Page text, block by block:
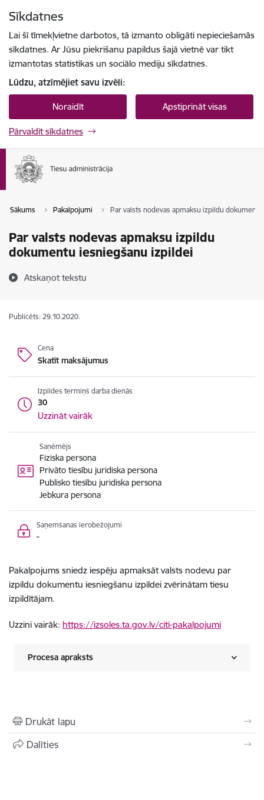
Sīkdatnes
Lai šī tīmekļvietne darbotos, tā izmanto obligāti nepieciešamās
sīkdatnes. Ar Jūsu piekrišanu papildus šajā vietnē var tikt
izmantotas statistikas un sociālo mediju sīkdatnes.
Lūdzu, atzīmējiet savu izvēli:
Noraidīt Apstiprināt visas
Pārvaldīt sīkdatnes
Sākums Pakalpojumi Par valsts nodevas apmaksu izpildu
Par valsts nodevas apmaksu izpildu
dokumentu iesniegšanu izpildei
Atskaņot tekstu
Publicēts: 29.10.2020.
Cena
Skatīt maksājumus
Izpildes termiņš darba dienās
30
Uzzināt vairāk
Saņēmējs
Fiziska persona
Privāto tiesību juridiska persona
Publisko tiesību juridiska persona
Jebkura persona
Saņemšanas ierobežojumi
-
Pakalpojums sniedz iespēju apmaksāt valsts nodevu par
izpildu dokumentu iesniegšanu izpildei zvērinātam tiesu
izpildītājam.
Uzzini vairāk: https://izsoles.ta.gov.lv/citi-pakalpojumi
Procesa apraksts
Drukāt lapu
Dalīties